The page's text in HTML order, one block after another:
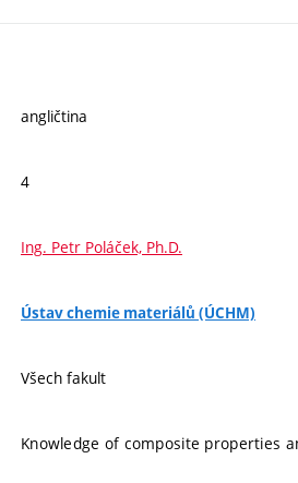
angličtina
4
Ing. Petr Poláček, Ph.D.
Ústav chemie materiálů (ÚCHM)
Všech fakult
Knowledge of composite properties